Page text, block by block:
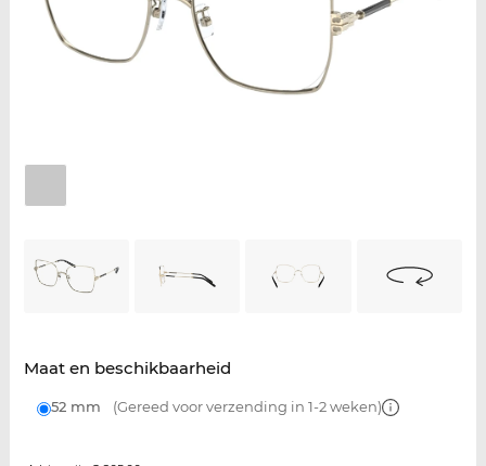
Maat en beschikbaarheid
52 mm (Gereed voor verzending in 1-2 weken)